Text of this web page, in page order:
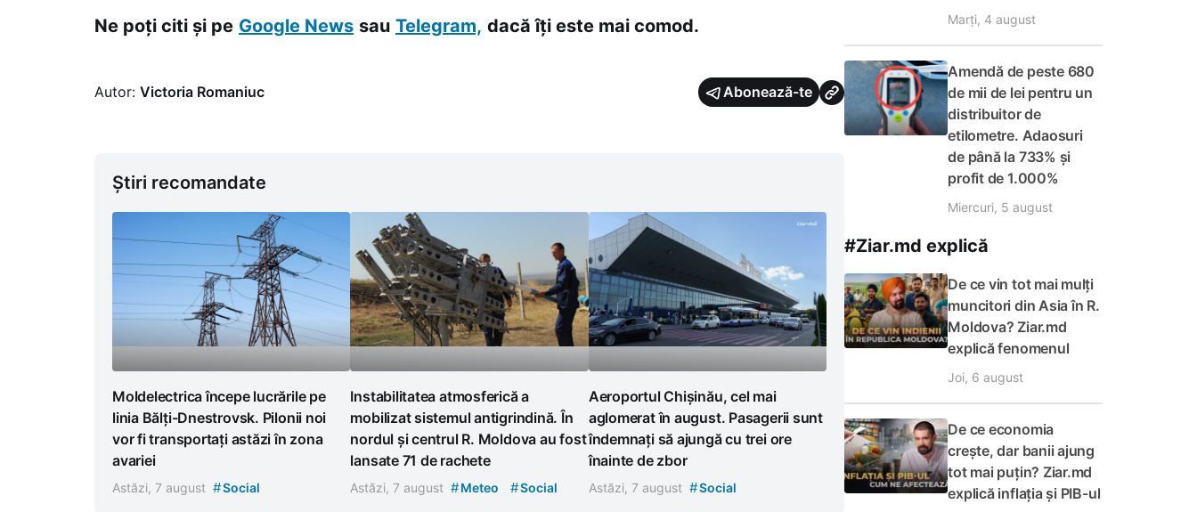
Ne poți citi și pe Google News sau Telegram, dacă îți este mai comod.
Autor: Victoria Romaniuc Abonează-te
Știri recomandate
Moldelectrica începe lucrările pe
linia Bălți-Dnestrovsk. Pilonii noi
vor fi transportați astăzi în zona
avariei
Astăzi, 7 august #Social
Instabilitatea atmosferică a
mobilizat sistemul antigrindină. În
nordul și centrul R. Moldova au fost
lansate 71 de rachete
Astăzi, 7 august #Meteo #Social
Aeroportul Chișinău, cel mai
aglomerat în august. Pasagerii sunt
îndemnați să ajungă cu trei ore
înainte de zbor
Astăzi, 7 august #Social
Marți, 4 august
Amendă de peste 680
de mii de lei pentru un
distribuitor de
etilometre. Adaosuri
de până la 733% și
profit de 1.000%
Miercuri, 5 august
#Ziar.md explică
De ce vin tot mai mulți
muncitori din Asia în R.
Moldova? Ziar.md
explică fenomenul
Joi, 6 august
De ce economia
crește, dar banii ajung
tot mai puțin? Ziar.md
explică inflația și PIB-ul